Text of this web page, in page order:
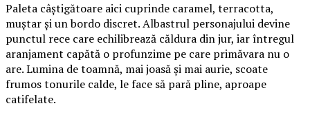
Paleta câștigătoare aici cuprinde caramel, terracotta,
muștar și un bordo discret. Albastrul personajului devine
punctul rece care echilibrează căldura din jur, iar întregul
aranjament capătă o profunzime pe care primăvara nu o
are. Lumina de toamnă, mai joasă și mai aurie, scoate
frumos tonurile calde, le face să pară pline, aproape
catifelate.